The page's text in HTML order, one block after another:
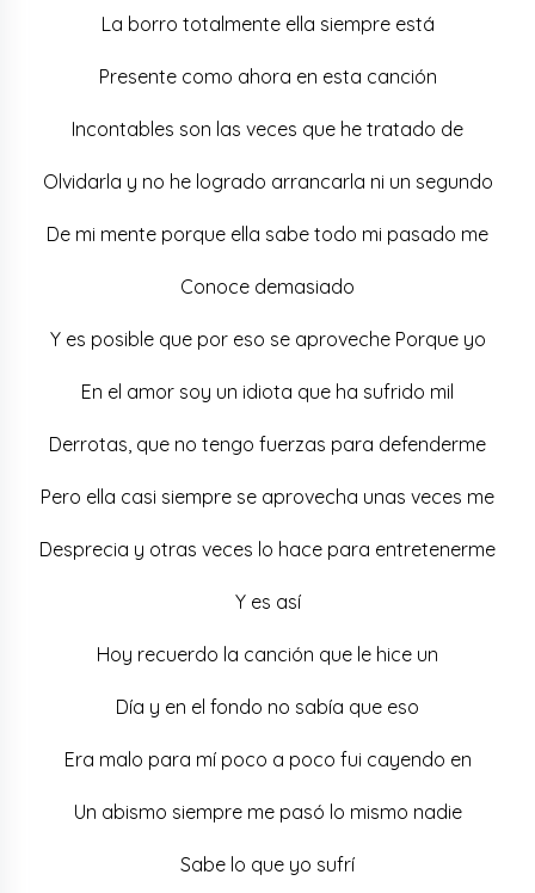
La borro totalmente ella siempre está
Presente como ahora en esta canción
Incontables son las veces que he tratado de
Olvidarla y no he logrado arrancarla ni un segundo
De mi mente porque ella sabe todo mi pasado me
Conoce demasiado
Y es posible que por eso se aproveche Porque yo
En el amor soy un idiota que ha sufrido mil
Derrotas, que no tengo fuerzas para defenderme
Pero ella casi siempre se aprovecha unas veces me
Desprecia y otras veces lo hace para entretenerme
Y es así
Hoy recuerdo la canción que le hice un
Día y en el fondo no sabía que eso
Era malo para mí poco a poco fui cayendo en
Un abismo siempre me pasó lo mismo nadie
Sabe lo que yo sufrí